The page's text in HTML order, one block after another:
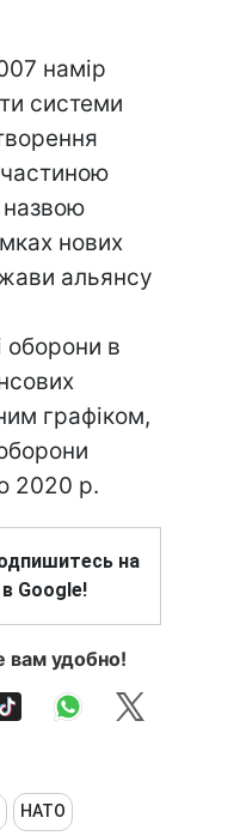
намір
системи
назвою
нових
альянсу
оборони в
графіком,
2020 р.
на
Google!
вам удобно!
НАТО